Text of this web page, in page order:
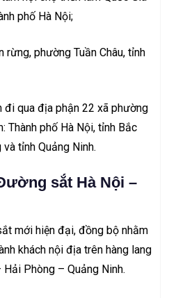
phố Hà Nội;
phường Tuần Châu, tỉnh
đi qua địa phận 22 xã phường
Thành phố Hà Nội, tỉnh Bắc
tỉnh Quảng Ninh.
sắt Hà Nội –
mới hiện đại, đồng bộ nhằm
khách nội địa trên hàng lang
Phòng – Quảng Ninh.